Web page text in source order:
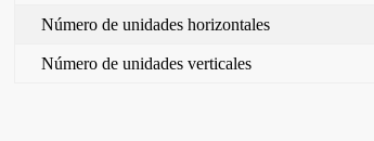
Número de unidades horizontales
Número de unidades verticales